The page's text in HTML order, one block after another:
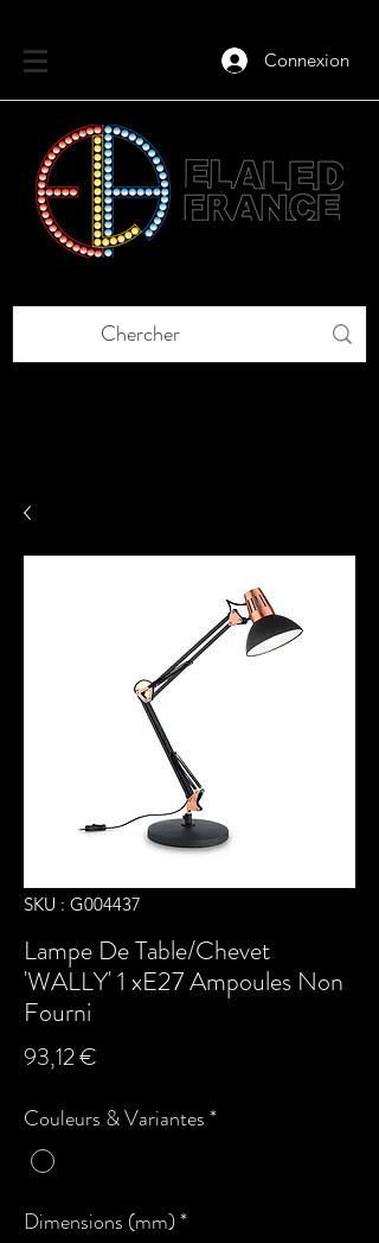
Connexion
SKU : G004437
Lampe De Table/Chevet
'WALLY' 1 xE27 Ampoules Non
Fourni
93,12 €
Couleurs & Variantes*
Dimensions (mm)*